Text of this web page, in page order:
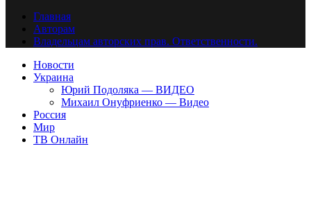
Главная
Авторам
Владельцам авторских прав. Ответственности.
Новости
Украина
Юрий Подоляка — ВИДЕО
Михаил Онуфриенко — Видео
Россия
Мир
ТВ Онлайн